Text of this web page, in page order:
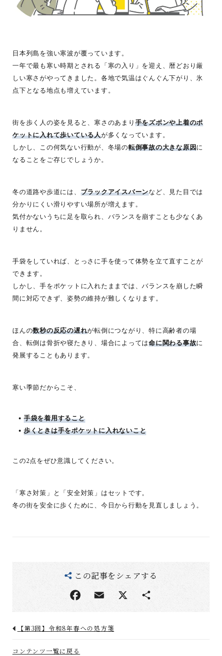
日本列島を強い寒波が覆っています。
一年で最も寒い時期とされる「寒の入り」を迎え、暦どおり厳
しい寒さがやってきました。各地で気温はぐんぐん下がり、氷
点下となる地点も増えています。
街を歩く人の姿を見ると、寒さのあまり 手をズボンや上着のポ
ケットに入れて歩いている人が多くなっています。
しかし、この何気ない行動が、冬場の転倒事故の大きな原因に
なることをご存じでしょうか。
冬の道路や歩道には、 ブラックアイスバーンなど、見た目では
分かりにくい滑りやすい場所が増えます。
気付かないうちに足を取られ、バランスを崩すことも少なくあ
りません。
手袋をしていれば、とっさに手を使って体勢を立て直すことが
できます。
しかし、手をポケットに入れたままでは、バランスを崩した瞬
間に対応できず、姿勢の維持が難しくなります。
ほんの数秒の反応の遅れが転倒につながり、特に高齢者の場
合、転倒は骨折や寝たきり、場合によっては命に関わる事故に
発展することもあります。
寒い季節だからこそ、
手袋を着用すること
歩くときは手をポケットに入れないこと
この2点をぜひ意識してください。
「寒さ対策」と「安全対策」はセットです。
冬の街を安全に歩くために、今日から行動を見直しましょう。
この記事をシェアする
【第3回】令和8年春への処方箋
コンテンツ一覧に戻る